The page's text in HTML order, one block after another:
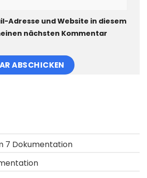
Adresse und Website in diesem
nächsten Kommentar
7 Dokumentation